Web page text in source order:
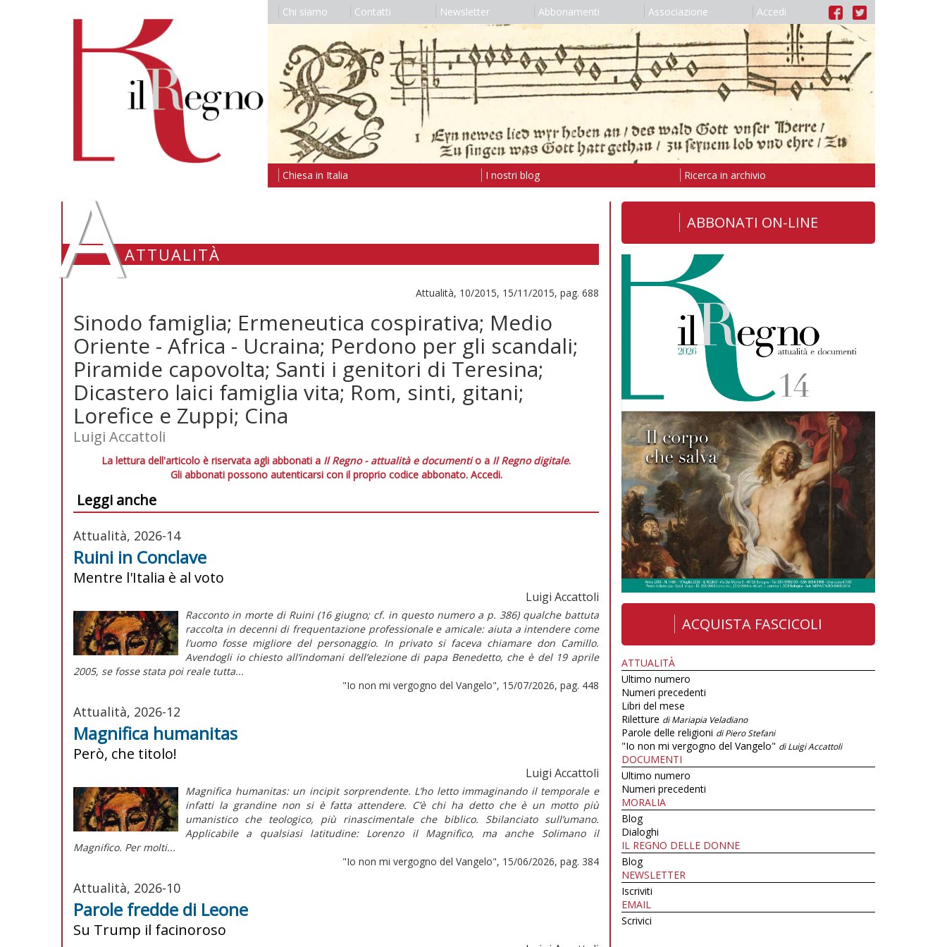
Chi siamo Contatti Newsletter Abbonamenti Associazione Accedi
Chiesa in Italia I nostri blog Ricerca in archivio
AATTUALITÀ
Attualità, 10/2015, 15/11/2015, pag. 688
Sinodo famiglia; Ermeneutica cospirativa; Medio
Oriente - Africa - Ucraina; Perdono per gli scandali;
Piramide capovolta; Santi i genitori di Teresina;
Dicastero laici famiglia vita; Rom, sinti, gitani;
Lorefice e Zuppi; Cina
Luigi Accattoli
La lettura dell'articolo è riservata agli abbonati a Il Regno - attualità e documentio a Il Regno digitale.
Gli abbonati possono autenticarsi con il proprio codice abbonato. Accedi.
Leggi anche
Attualità, 2026-14
Ruini in Conclave
Mentre l'Italia è al voto
Luigi Accattoli
Racconto in morte di Ruini (16 giugno; cf. in questo numero a p. 386) qualche battuta
raccolta in decenni di frequentazione professionale e amicale: aiuta a intendere come
l’uomo fosse migliore del personaggio. In privato si faceva chiamare don Camillo.
Avendogli io chiesto all’indomani dell’elezione di papa Benedetto, che è del 19 aprile
2005, se fosse stata poi reale tutta...
"Io non mi vergogno del Vangelo", 15/07/2026, pag. 448
Attualità, 2026-12
Magnifica humanitas
Però, che titolo!
Luigi Accattoli
Magnifica humanitas: un incipit sorprendente. L’ho letto immaginando il temporale e
infatti la grandine non si è fatta attendere. C’è chi ha detto che è un motto più
umanistico che teologico, più rinascimentale che biblico. Sbilanciato sull’umano.
Applicabile a qualsiasi latitudine: Lorenzo il Magnifico, ma anche Solimano il
Magnifico. Per molti...
"Io non mi vergogno del Vangelo", 15/06/2026, pag. 384
Attualità, 2026-10
Parole fredde di Leone
Su Trump il facinoroso
ABBONATI ON-LINE
ACQUISTA FASCICOLI
ATTUALITÀ
Ultimo numero
Numeri precedenti
Libri del mese
Riletture di Mariapia Veladiano
Parole delle religioni di Piero Stefani
"Io non mi vergogno del Vangelo" di Luigi Accattoli
DOCUMENTI
Ultimo numero
Numeri precedenti
MORALIA
Blog
Dialoghi
IL REGNO DELLE DONNE
Blog
NEWSLETTER
Iscriviti
EMAIL
Scrivici